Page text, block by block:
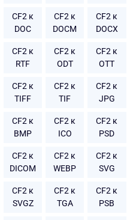
CF2 к
DOC
CF2 к
DOCM
CF2 к
DOCX
CF2 к
RTF
CF2 к
ODT
CF2 к
OTT
CF2 к
TIFF
CF2 к
TIF
CF2 к
JPG
CF2 к
BMP
CF2 к
ICO
CF2 к
PSD
CF2 к
DICOM
CF2 к
WEBP
CF2 к
SVG
CF2 к
SVGZ
CF2 к
TGA
CF2 к
PSB